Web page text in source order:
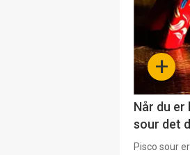
+
Når du er
sour det
Pisco sour